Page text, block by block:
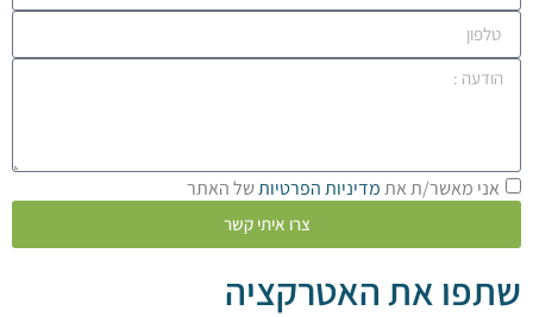
ת אתמדיניות הפרטיותשל האתר
צרו איתי קשר
את האטרקציה